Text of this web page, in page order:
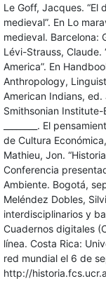
Le Goff, Jacques. “El
medieval”. En Lo
medieval. Barcelona:
Lévi-Strauss, Claude.
America”. En
Anthropology,
American Indians,
Smithsonian
________. El
de Cultura
Mathieu, Jon.
Conferencia
Ambiente. Bogotá,
Meléndez Dobles,
interdisciplinarios y
Cuadernos digitales
línea. Costa Rica:
red mundial el 6 de
http://